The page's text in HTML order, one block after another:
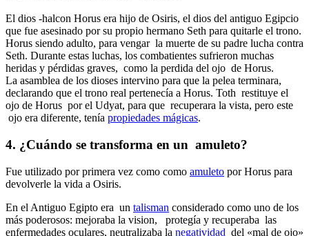
El dios -halcon Horus era hijo de Osiris, el dios del antiguo Egipcio
que fue asesinado por su propio hermano Seth para quitarle el trono.
Horus siendo adulto, para vengar la muerte de su padre lucha contra
Seth. Durante estas luchas, los combatientes sufrieron muchas
heridas y pérdidas graves, como la perdida del ojo de Horus.
La asamblea de los dioses intervino para que la pelea terminara,
declarando que el trono real pertenecía a Horus. Toth restituye el
ojo de Horus por el Udyat, para que recuperara la vista, pero este
ojo era diferente, tenía propiedades mágicas.
4. ¿Cuándo se transforma en un amuleto?
Fue utilizado por primera vez como como amuleto por Horus para
devolverle la vida a Osiris.
En el Antiguo Egipto era un talisman considerado como uno de los
más poderosos: mejoraba la vision, protegía y recuperaba las
enfermedades oculares, neutralizaba la negatividad del «mal de ojo»